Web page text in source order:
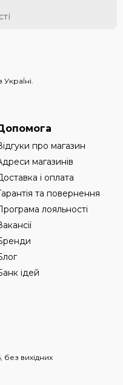
про магазин
магазинів
і оплата
та повернення
лояльності
ідей
без вихідних